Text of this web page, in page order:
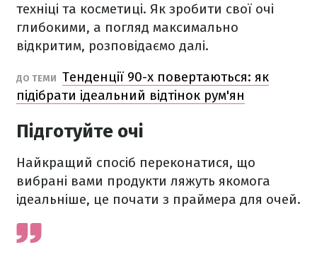
техніці та косметиці. Як зробити свої очі
глибокими, а погляд максимально
відкритим, розповідаємо далі.
ДО ТЕМИ Тенденції 90-х повертаються: як
підібрати ідеальний відтінок рум'ян
Підготуйте очі
Найкращий спосіб переконатися, що
вибрані вами продукти ляжуть якомога
ідеальніше, це почати з праймера для очей.